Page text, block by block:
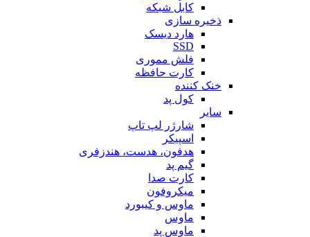
کابل شبکه
ذخیره سازی
هارد دیسک
SSD
فلش مموری
کارت حافظه
خنک کننده
کول پد
سایر
شارژر لپ تاپ
اسپیکر
هدفون، هدست، هندزفری
گیم پد
کارت صدا
میکروفون
ماوس و کیبورد
ماوس
ماوس پد